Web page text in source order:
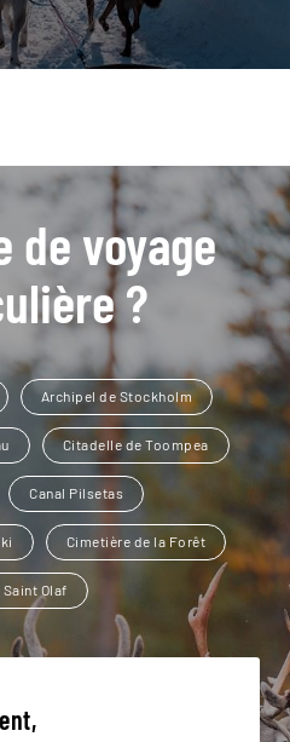
de voyage
?
Archipel de Stockholm
Citadelle de Toompea
Canal Pilsetas
Cimetière de la Forêt
Saint Olaf